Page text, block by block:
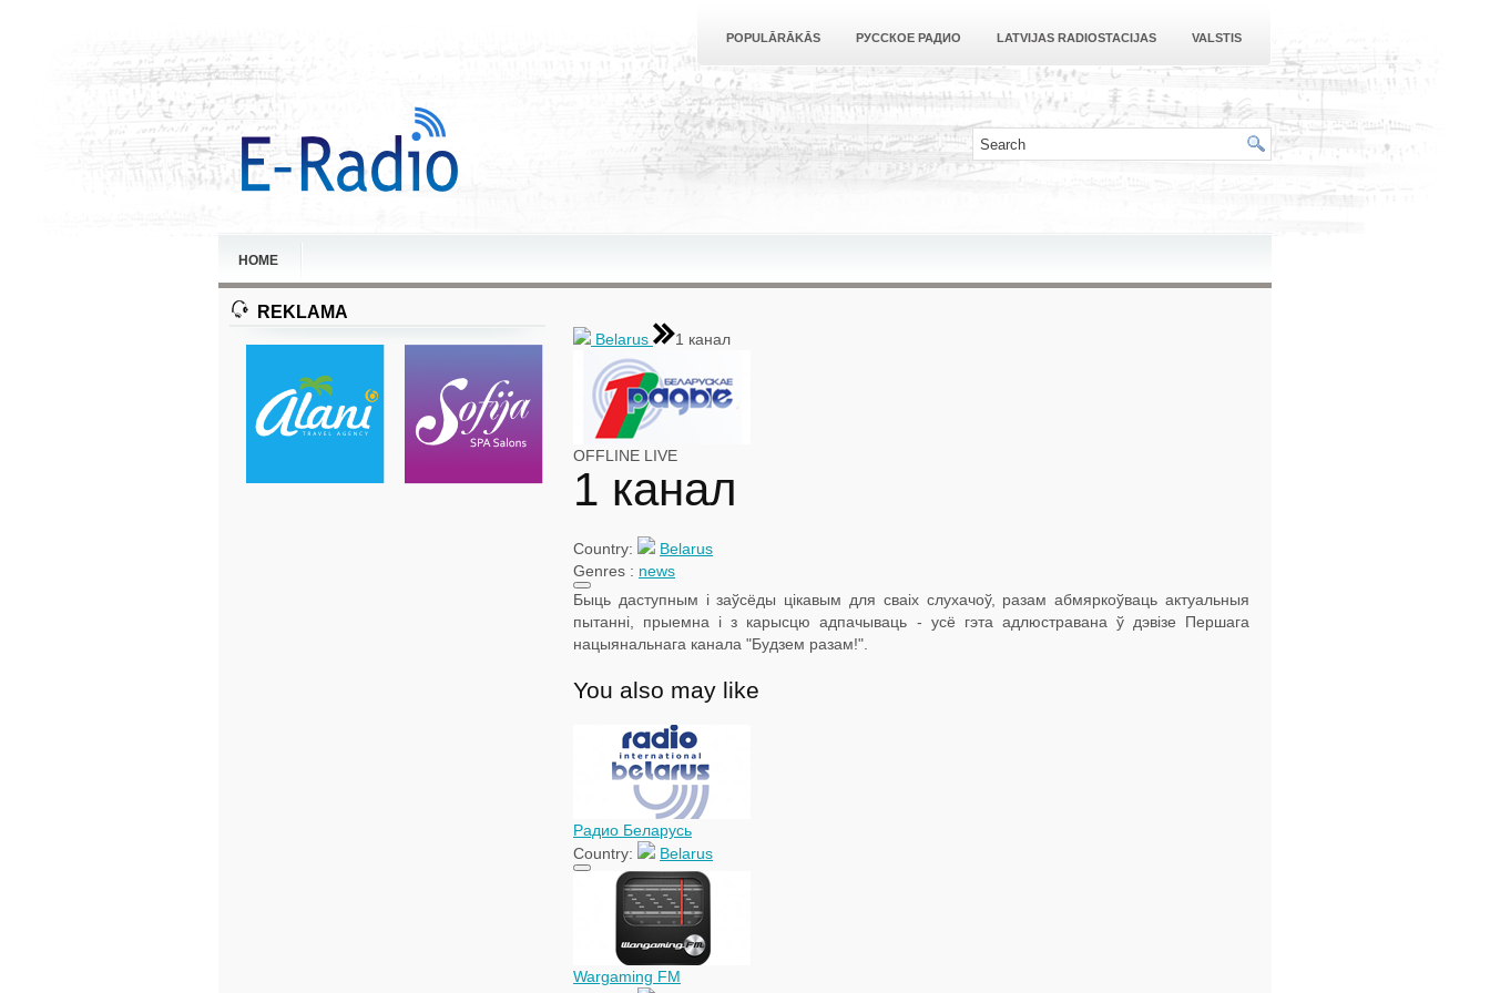
POPULĀRĀKĀS РУССКОЕ РАДИО LATVIJAS RADIOSTACIJAS VALSTIS
HOME
REKLAMA
Belarus 1 канал
OFFLINE LIVE
1 канал
Country:
Belarus
Genres : news
Быць даступным і заўсёды цікавым для сваіх слухачоў, разам абмяркоўваць актуальныя
пытанні, прыемна і з карысцю адпачываць - усё гэта адлюстравана ў дэвізе Першага
нацыянальнага канала "Будзем разам!".
You also may like
Рaдио Беларусь
Country:
Belarus
Wargaming FM